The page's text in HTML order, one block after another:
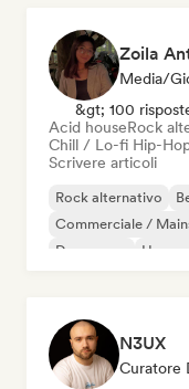
Zoila
Media/
&gt; 100
Acid houseRock
Chill / Lo-fi Hip-
Scrivere articoli
Rock alternativo
Commerciale /
Dream pop
House
N3UX
Curatore